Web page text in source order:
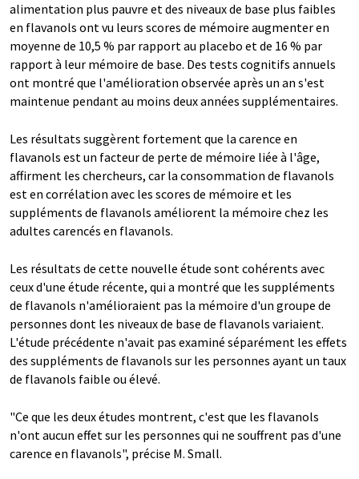
alimentation plus pauvre et des niveaux de base plus faibles
en flavanols ont vu leurs scores de mémoire augmenter en
moyenne de 10,5 % par rapport au placebo et de 16 % par
rapport à leur mémoire de base. Des tests cognitifs annuels
ont montré que l'amélioration observée après un an s'est
maintenue pendant au moins deux années supplémentaires.
Les résultats suggèrent fortement que la carence en
flavanols est un facteur de perte de mémoire liée à l'âge,
affirment les chercheurs, car la consommation de flavanols
est en corrélation avec les scores de mémoire et les
suppléments de flavanols améliorent la mémoire chez les
adultes carencés en flavanols.
Les résultats de cette nouvelle étude sont cohérents avec
ceux d'une étude récente, qui a montré que les suppléments
de flavanols n'amélioraient pas la mémoire d'un groupe de
personnes dont les niveaux de base de flavanols variaient.
L'étude précédente n'avait pas examiné séparément les effets
des suppléments de flavanols sur les personnes ayant un taux
de flavanols faible ou élevé.
"Ce que les deux études montrent, c'est que les flavanols
n'ont aucun effet sur les personnes qui ne souffrent pas d'une
carence en flavanols", précise M. Small.